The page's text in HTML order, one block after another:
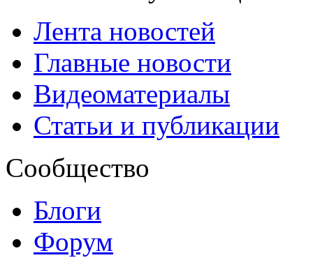
Лента новостей
Главные новости
Видеоматериалы
Статьи и публикации
Сообщество
Блоги
Форум